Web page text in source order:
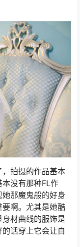
拍摄的作品基本
没有那种FL作
那魔鬼般的好身
啊。尤其是她酷
材曲线的服饰是
话穿上它会让自